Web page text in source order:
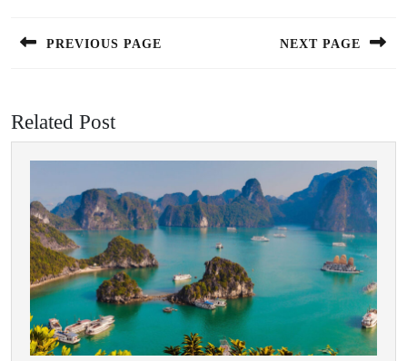
bài
PREVIOUS PAGE NEXT PAGE
Related Post